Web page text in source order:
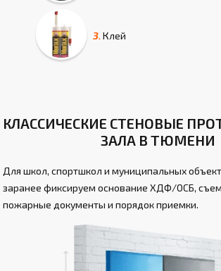
3. Клей
КЛАССИЧЕСКИЕ СТЕНОВЫЕ
ЗАЛА В ТЮМЕНИ
Для школ, спортшкол и муниципальных
заранее фиксируем основание ХДФ/ОСБ,
пожарные документы и порядок приемки.